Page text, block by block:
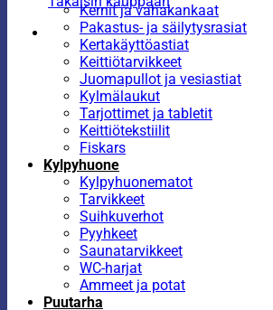
Kernit ja vahakankaat
Pakastus- ja säilytysrasiat
Kertakäyttöastiat
Keittiötarvikkeet
Juomapullot ja vesiastiat
Kylmälaukut
Tarjottimet ja tabletit
Keittiötekstiilit
Fiskars
Kylpyhuone
Kylpyhuonematot
Tarvikkeet
Suihkuverhot
Pyyhkeet
Saunatarvikkeet
WC-harjat
Ammeet ja potat
Puutarha